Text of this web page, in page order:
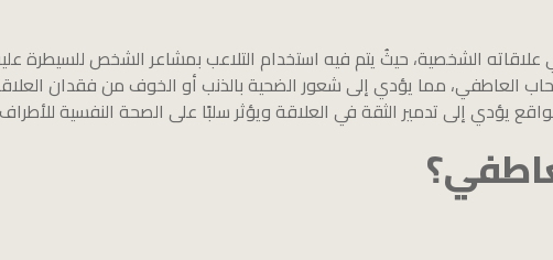
الشخصية، حيثُ يتم فيه استخدام التلاعب بمشاعر الشخص للسيطرة عليه
العاطفي، مما يؤدي إلى شعور الضحية بالذنب أو الخوف من فقدان
يؤدي إلى تدمير الثقة في العلاقة ويؤثر سلبًا على الصحة النفسية